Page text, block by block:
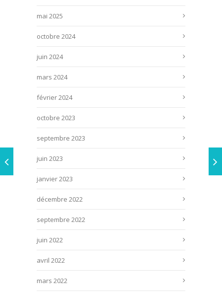
mai 2025
octobre 2024
juin 2024
mars 2024
février 2024
octobre 2023
septembre 2023
juin 2023
janvier 2023
décembre 2022
septembre 2022
juin 2022
avril 2022
mars 2022